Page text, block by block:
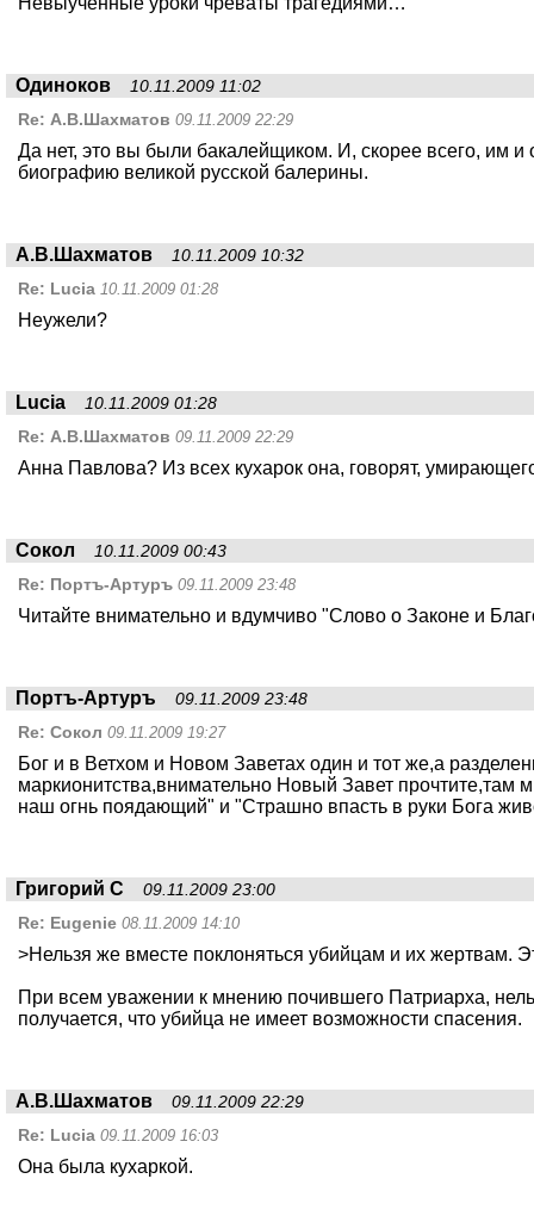
Одиноков
10.11.2009 11:02
Re: А.В.Шахматов 09.11.2009 22:29
Да нет, это вы были бакалейщиком. И, скорее всего, им и
биографию великой русской балерины.
А.В.Шахматов
10.11.2009 10:32
Re: Lucia 10.11.2009 01:28
Неужели?
Lucia
10.11.2009 01:28
Re: А.В.Шахматов 09.11.2009 22:29
Анна Павлова? Из всех кухарок она, говорят,
Сокол
10.11.2009 00:43
Re: Портъ-Артуръ 09.11.2009 23:48
Читайте внимательно и вдумчиво "Слово о Законе и
Портъ-Артуръ
09.11.2009 23:48
Re: Сокол 09.11.2009 19:27
Бог и в Ветхом и Новом Заветах один и тот же,а
маркионитства,внимательно Новый Завет прочтите,там
наш огнь поядающий" и "Страшно впасть в руки Бога
Григорий С
09.11.2009 23:00
Re: Eugenie 08.11.2009 14:10
>Нельзя же вместе поклоняться убийцам и их жертвам.
При всем уважении к мнению почившего Патриарха,
получается, что убийца не имеет возможности спасения.
А.В.Шахматов
09.11.2009 22:29
Re: Lucia 09.11.2009 16:03
Она была кухаркой.